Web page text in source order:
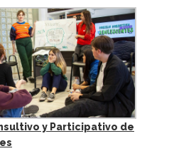
y Participativo de